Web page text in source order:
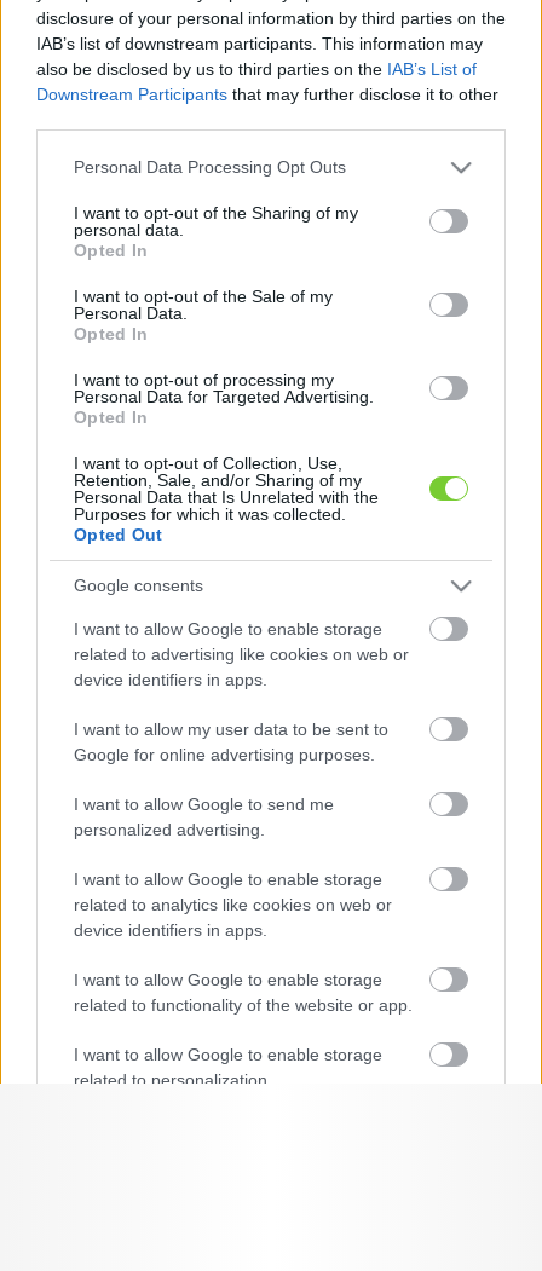
disclosure of your personal information by third parties on the
IAB’s list of downstream participants. This information may
also be disclosed by us to third parties on the IAB’s List of
Downstream Participants that may further disclose it to other
Please note that this website/app uses one or more Google
not limited to your visit or usage behaviour. You may click to
grant or deny consent to Google and its third-party tags to
use your data for below specified purposes in below Google
consent section.
Personal Data Processing Opt Outs
I want to opt-out of the Sharing of my
personal data.
Opted In
I want to opt-out of the Sale of my
Personal Data.
Opted In
I want to opt-out of processing my
Personal Data for Targeted Advertising.
Opted In
I want to opt-out of Collection, Use,
Retention, Sale, and/or Sharing of my
Personal Data that Is Unrelated with the
Purposes for which it was collected.
Opted Out
Google consents
I want to allow Google to enable storage
related to advertising like cookies on web or
device identifiers in apps.
I want to allow my user data to be sent to
Google for online advertising purposes.
I want to allow Google to send me
personalized advertising.
I want to allow Google to enable storage
related to analytics like cookies on web or
device identifiers in apps.
I want to allow Google to enable storage
related to functionality of the website or app.
I want to allow Google to enable storage
related to personalization.
Felhasználónév
Jelszó
rám
Elfelejtette jelszavát?
Elfelejtette felhasználónevét?
Regisztráció
Bejelentkezés
faiskola.hu
Kertészeti, kerti termékek és szolgáltatások térképes
szaknévsora
MI A FAISKOLA.HU?
143
14
13
10
16
12
7
8
6
2
3
9
14
4
2
143
14
13
10
16
12
7
6
3
14
2